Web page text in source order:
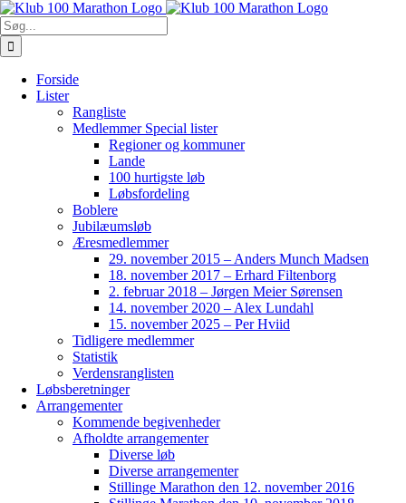
Skip
to
content
Søg
efter:
Forside
Lister
Rangliste
Medlemmer Special lister
Regioner og kommuner
Lande
100 hurtigste løb
Løbsfordeling
Boblere
Jubilæumsløb
Æresmedlemmer
29. november 2015 – Anders Munch Madsen
18. november 2017 – Erhard Filtenborg
2. februar 2018 – Jørgen Meier Sørensen
14. november 2020 – Alex Lundahl
15. november 2025 – Per Hviid
Tidligere medlemmer
Statistik
Verdensranglisten
Løbsberetninger
Arrangementer
Kommende begivenheder
Afholdte arrangementer
Diverse løb
Diverse arrangementer
Stillinge Marathon den 12. november 2016